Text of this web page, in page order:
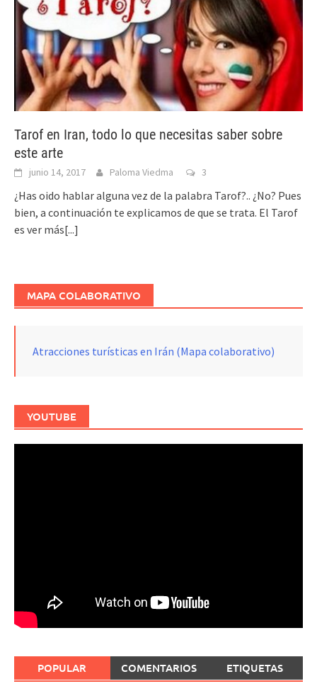
Tarof en Iran, todo lo que necesitas saber sobre
este arte
junio 14, 2017 Paloma Viedma 3
¿Has oido hablar alguna vez de la palabra Tarof?.. ¿No? Pues
bien, a continuación te explicamos de que se trata. El Tarof
es ver más[...]
MAPA COLABORATIVO
Atracciones turísticas en Irán (Mapa colaborativo)
YOUTUBE
POPULAR COMENTARIOS ETIQUETAS